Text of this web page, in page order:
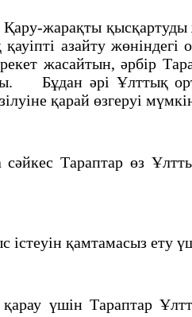
жарақты қысқартуды
азайту жөнiндегi
жасайтын, әрбiр
Бұдан әрi Ұлттық
қарай өзгеруi
Тараптар өз
қамтамасыз ету
үшiн Тараптар